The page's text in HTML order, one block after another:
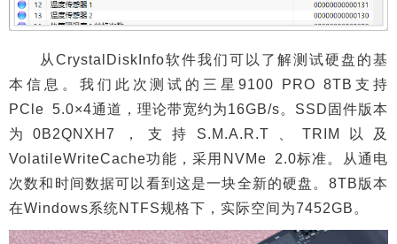
从CrystalDiskInfo软件我们可以了解测试硬盘的基
本信息。我们此次测试的三星9100 PRO 8TB支持
PCle 5.0×4通道，理论带宽约为16GB/s。SSD固件版本
为0B2QNXH7，支持S.M.A.R.T、TRIM以及
VolatileWriteCache功能，采用NVMe 2.0标准。从通电
次数和时间数据可以看到这是一块全新的硬盘。8TB版本
在Windows系统NTFS规格下，实际空间为7452GB。